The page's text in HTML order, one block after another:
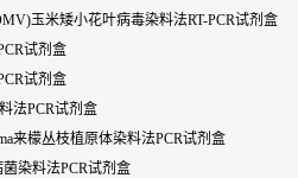
玉米矮小花叶病毒染料法RT-PCR试剂盒
试剂盒
试剂盒
法PCR试剂盒
来檬丛枝植原体染料法PCR试剂盒
菌染料法PCR试剂盒